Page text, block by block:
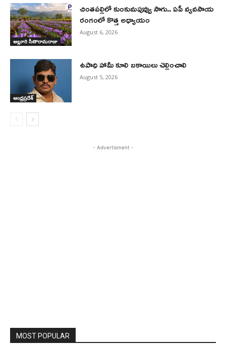
అల్లూరి సీతారామరాజు
చింతపల్లిలో కుంకుమపువ్వు సాగు.. ఏపీ వ్యవసాయ
రంగంలో కొత్త అధ్యాయం
August 6, 2026
ఆంధ్రప్రదేశ్
ఉపాధి హామీ కూలి బకాయిలు చెల్లించాలి
August 5, 2026
- Advertisment -
MOST POPULAR